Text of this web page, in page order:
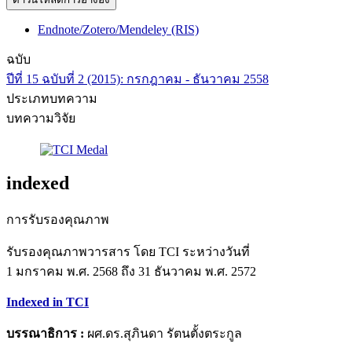
Endnote/Zotero/Mendeley (RIS)
ฉบับ
ปีที่ 15 ฉบับที่ 2 (2015): กรกฎาคม - ธันวาคม 2558
ประเภทบทความ
บทความวิจัย
indexed
การรับรองคุณภาพ
รับรองคุณภาพวารสาร โดย TCI ระหว่างวันที่
1 มกราคม พ.ศ. 2568 ถึง 31 ธันวาคม พ.ศ. 2572
Indexed in TCI
บรรณาธิการ : ผศ.ดร.สุภินดา รัตนตั้งตระกูล